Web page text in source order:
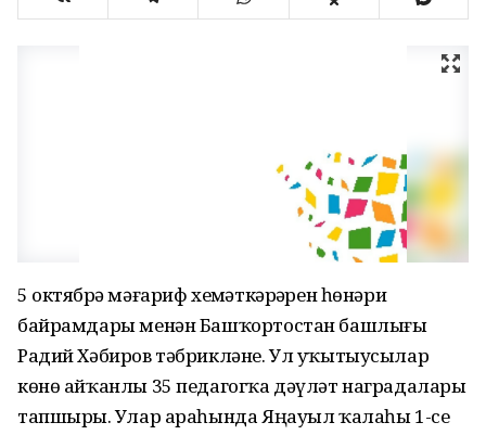
5 октябрҙә мәғариф хеҙмәткәрҙәрен һөнәри
байрамдары менән Башҡортостан башлығы
Радий Хәбиров тәбрикләне. Ул уҡытыусылар
көнө айҡанлы 35 педагогҡа дәүләт наградалары
тапшырҙы. Улар араһында Яңауыл ҡалаһы 1-се